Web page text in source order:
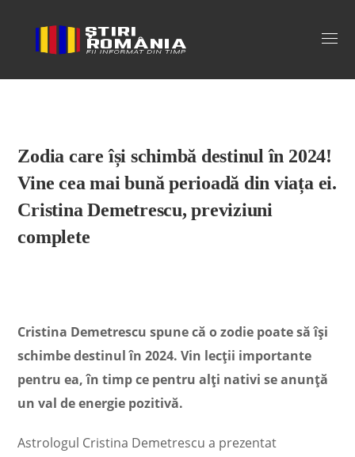
Stiri Romania
Zodia care își schimbă destinul în 2024!
Vine cea mai bună perioadă din viața ei.
Cristina Demetrescu, previziuni
complete
Cristina Demetrescu spune că o zodie poate să își
schimbe destinul în 2024. Vin lecții importante
pentru ea, în timp ce pentru alți nativi se anunță
un val de energie pozitivă.
Astrologul Cristina Demetrescu a prezentat